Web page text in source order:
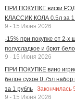
ПРИ ПОКУПКЕ виски
КЛАССИК КОЛА 0.5л за 1
9 - 15 Июня 2026
-15% при покупке от
полусладкое и брют
9 - 15 Июня 2026
ПРИ ПОКУПКЕ вино
белое сухое 0.75л
за 1 рубль
Закончилась
9 - 15 Июня 2026